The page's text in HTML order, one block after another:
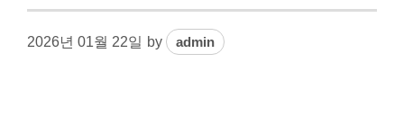
2026년 01월 22일 by admin